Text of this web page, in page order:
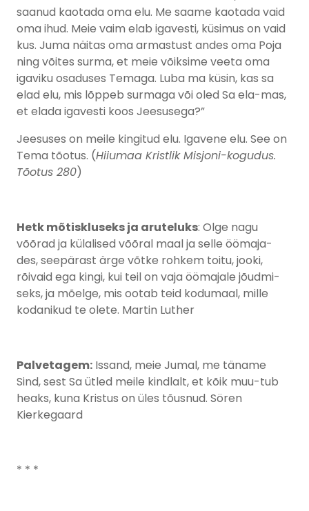
saanud kaotada oma elu. Me saame kaotada vaid
oma ihud. Meie vaim elab igavesti, küsimus on vaid
kus. Juma näitas oma armastust andes oma Poja
ning võites surma, et meie võiksime veeta oma
igaviku osaduses Temaga. Luba ma küsin, kas sa
elad elu, mis lõppeb surmaga või oled Sa ela-mas,
et elada igavesti koos Jeesusega?”
Jeesuses on meile kingitud elu. Igavene elu. See on
Tema tõotus. (Hiiumaa Kristlik Misjoni-kogudus.
Tõotus 280)
Hetk mõtiskluseks ja aruteluks: Olge nagu
võõrad ja külalised võõral maal ja selle öömaja-
des, seepärast ärge võtke rohkem toitu, jooki,
rõivaid ega kingi, kui teil on vaja öömajale jõudmi-
seks, ja mõelge, mis ootab teid kodumaal, mille
kodanikud te olete. Martin Luther
Palvetagem: Issand, meie Jumal, me täname
Sind, sest Sa ütled meile kindlalt, et kõik muu-tub
heaks, kuna Kristus on üles tõusnud. Sören
Kierkegaard
* * *